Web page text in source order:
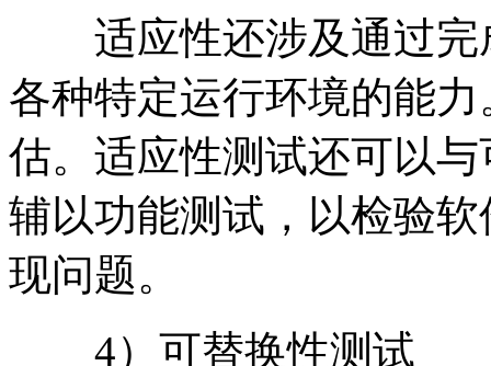
适应性还涉及通过完
各种特定运行环境的能
估。适应性测试还可以
辅以功能测试，以检验
现问题。
4）可替换性测试